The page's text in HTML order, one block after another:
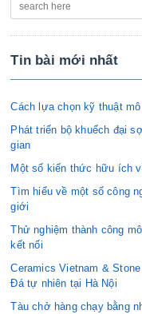
Tin bài mới nhất
Cách lựa chọn kỹ thuật
Phát triển bộ khuếch đại
gian
Một số kiến thức hữu ích
Tìm hiểu về một số công
giới
Thử nghiệm thành công
kết nối
Ceramics Vietnam &
Đá tự nhiên tại Hà Nội
Tàu chở hàng chạy bằng